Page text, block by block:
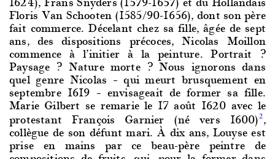
Floris Van Schooten (1585/90-1656), dont son père
fait commerce. Décelant chez sa fille, âgée de sept
ans, des dispositions précoces, Nicolas Moillon
commence à l’initier à la peinture. Portrait ?
Paysage ? Nature morte ? Nous ignorons dans
quel genre Nicolas – qui meurt brusquement en
septembre 1619 – envisageait de former sa fille.
Marie Gilbert se remarie le 17 août 1620 avec le
protestant François Garnier (né vers 1600)2,
collègue de son défunt mari. À dix ans, Louyse est
prise en mains par ce beau-père peintre de